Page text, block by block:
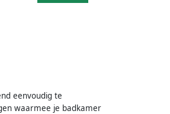
eenvoudig te
waarmee je badkamer